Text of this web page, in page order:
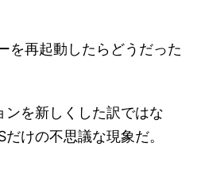
を再起動したらどうだった
ンを新しくした訳ではな
けの不思議な現象だ。